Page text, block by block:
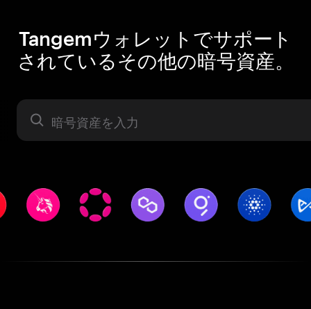
Tangemウォレットでサポート
されているその他の暗号資産。
暗号資産